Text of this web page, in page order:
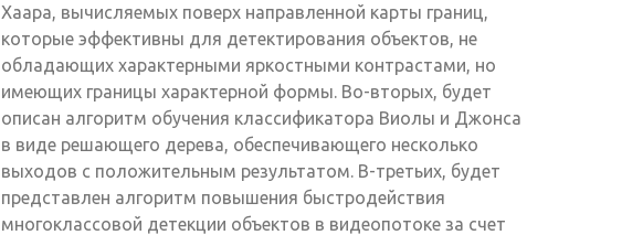
Хаара, вычисляемых поверх направленной карты границ,
которые эффективны для детектирования объектов, не
обладающих характерными яркостными контрастами, но
имеющих границы характерной формы. Во-вторых, будет
описан алгоритм обучения классификатора Виолы и Джонса
в виде решающего дерева, обеспечивающего несколько
выходов с положительным результатом. В-третьих, будет
представлен алгоритм повышения быстродействия
многоклассовой детекции объектов в видеопотоке за счет